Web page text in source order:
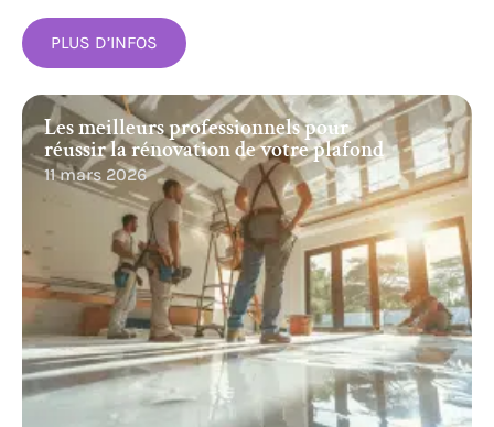
PLUS D’INFOS
Les meilleurs professionnels pour
réussir la rénovation de votre plafond
11 mars 2026